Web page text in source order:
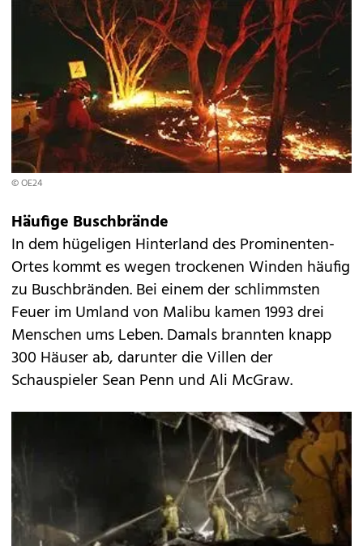
© OE24
Häufige Buschbrände
In dem hügeligen Hinterland des Prominenten-
Ortes kommt es wegen trockenen Winden häufig
zu Buschbränden. Bei einem der schlimmsten
Feuer im Umland von Malibu kamen 1993 drei
Menschen ums Leben. Damals brannten knapp
300 Häuser ab, darunter die Villen der
Schauspieler Sean Penn und Ali McGraw.